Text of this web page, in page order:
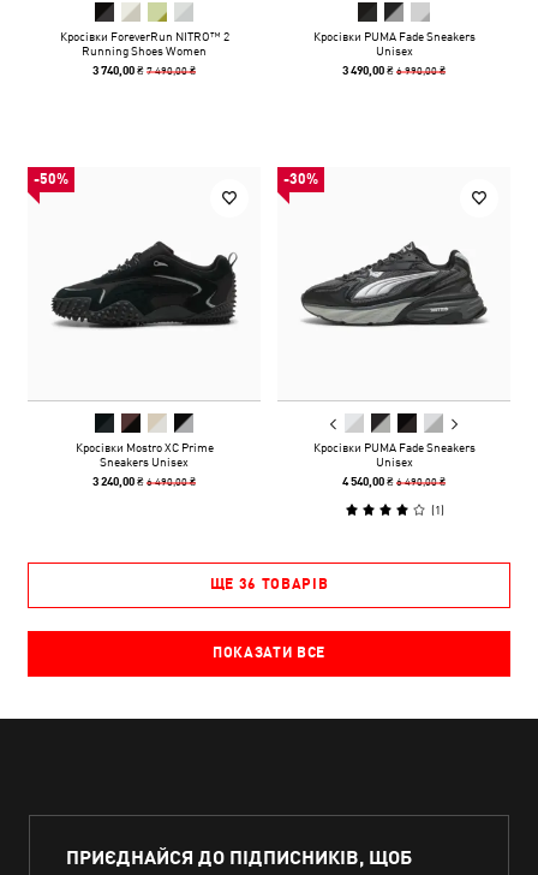
Кросівки ForeverRun NITRO™ 2
Running Shoes Women
3 740,00 ₴7 490,00 ₴
Кросівки PUMA Fade Sneakers
Unisex
3 490,00 ₴6 990,00 ₴
-50%
Кросівки Mostro XC Prime
Sneakers Unisex
3 240,00 ₴6 490,00 ₴
-30%
Кросівки PUMA Fade Sneakers
Unisex
4 540,00 ₴6 490,00 ₴
(1)
ЩЕ 36 ТОВАРІВ
ПОКАЗАТИ ВСЕ
ПРИЄДНАЙСЯ ДО ПІДПИСНИКІВ, ЩОБ